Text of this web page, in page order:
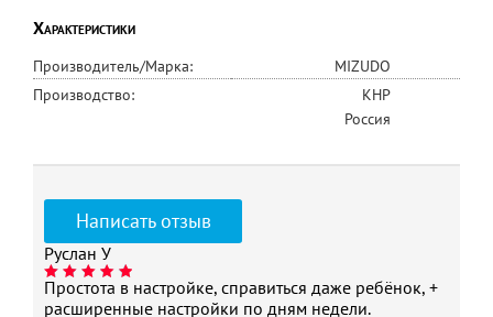
Характеристики
Производитель/Марка:
MIZUDO
Производство:
КНР
Россия
Написать отзыв
Руслан У
Простота в настройке, справиться даже ребёнок, +
расширенные настройки по дням недели.